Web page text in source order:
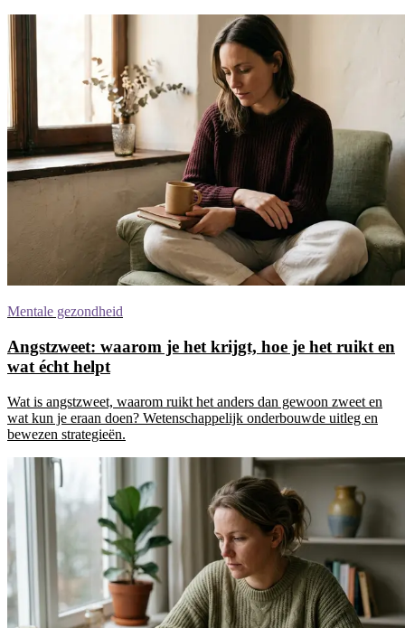
Mentale gezondheid
Angstzweet: waarom je het krijgt, hoe je het ruikt en
wat écht helpt
Wat is angstzweet, waarom ruikt het anders dan gewoon zweet en
wat kun je eraan doen? Wetenschappelijk onderbouwde uitleg en
bewezen strategieën.